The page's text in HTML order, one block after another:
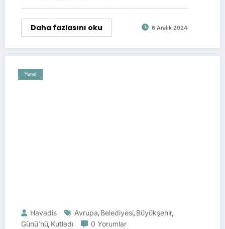
Daha fazlasını oku 6 Aralık 2024
Yerel
Havadis Avrupa, Belediyesi, Büyükşehir,
Günü’nü, Kutladı 0 Yorumlar